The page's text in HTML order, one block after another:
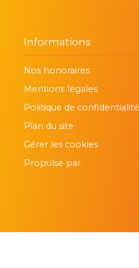
Informations
Nos honoraires
Mentions légales
Politique de confidentialité
Plan du site
Gérer les cookies
Propulsé par